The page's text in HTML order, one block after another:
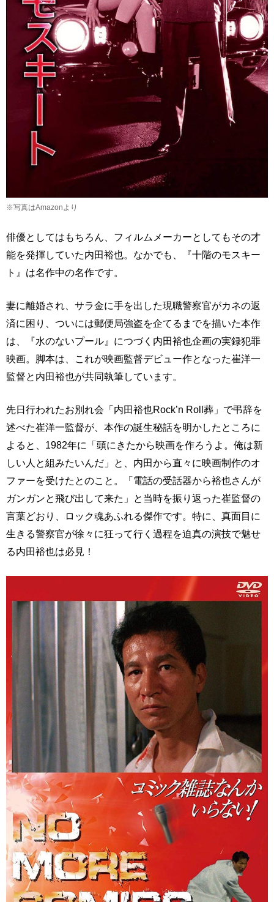
※写真はAmazonより
俳優としてはもちろん、フィルムメーカーとしてもその才
能を発揮していた内田裕也。なかでも、『十階のモスキー
ト』は名作中の名作です。
妻に離婚され、サラ金に手を出した現職警察官がカネの返
済に困り、ついには郵便局強盗を企てるまでを描いた本作
は、『水のないプール』につづく内田裕也企画の実録犯罪
映画。脚本は、これが映画監督デビュー作となった崔洋一
監督と内田裕也が共同執筆しています。
先日行われたお別れ会「内田裕也Rock’n Roll葬」で弔辞を
述べた崔洋一監督が、本作の誕生秘話を明かしたところに
よると、1982年に「頭にきたから映画を作ろうよ。俺は新
しい人と組みたいんだ」と、内田から直々に映画制作のオ
ファーを受けたとのこと。「電話の受話器から裕也さんが
ガンガンと飛び出して来た」と当時を振り返った崔監督の
言葉どおり、ロック魂あふれる傑作です。特に、真面目に
生きる警察官が徐々に狂って行く過程を迫真の演技で魅せ
る内田裕也は必見！